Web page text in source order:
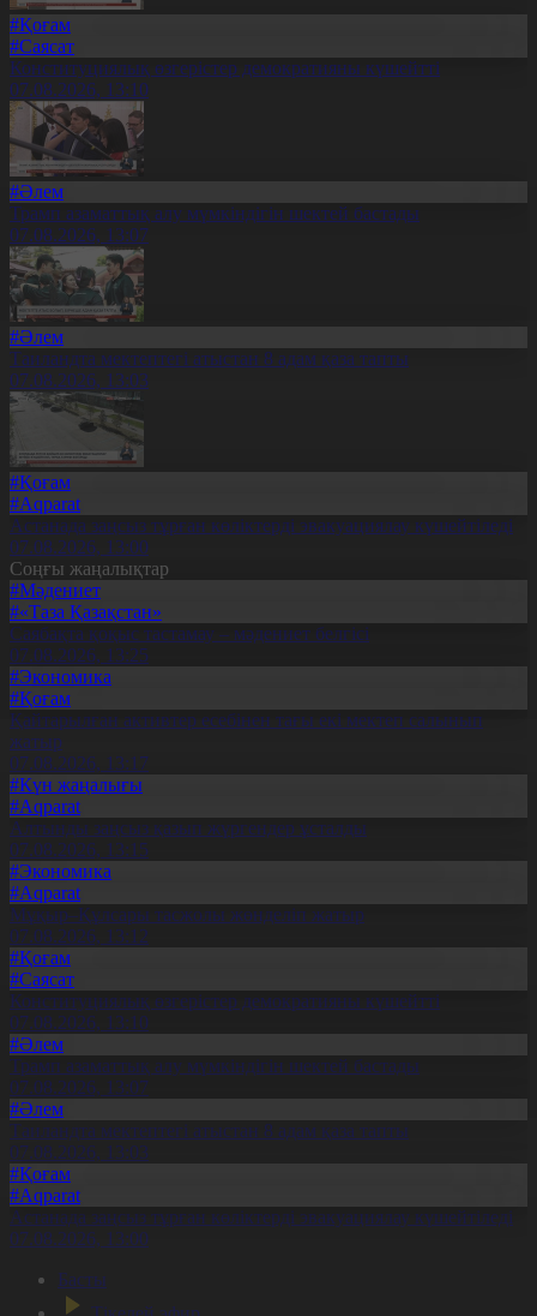
#Қоғам
#Саясат
Конституциялық өзгерістер демократияны күшейтті
07.08.2026, 13:10
#Әлем
Трамп азаматтық алу мүмкіндігін шектей бастады
07.08.2026, 13:07
#Әлем
Таиландта мектептегі атыстан 8 адам қаза тапты
07.08.2026, 13:03
#Қоғам
#Aqparat
Астанада заңсыз тұрған көліктерді эвакуациялау күшейтіледі
07.08.2026, 13:00
Соңғы жаңалықтар
#Мәдениет
#«Таза Қазақстан»
Саябақта қоқыс тастамау – мәдениет белгісі
07.08.2026, 13:25
#Экономика
#Қоғам
Қайтарылған активтер есебінен тағы екі мектеп салынып
жатыр
07.08.2026, 13:17
#Күн жаңалығы
#Aqparat
Алтынды заңсыз қазып жүргендер ұсталды
07.08.2026, 13:15
#Экономика
#Aqparat
Мұқыр–Құлсары тасжолы жөнделіп жатыр
07.08.2026, 13:12
#Қоғам
#Саясат
Конституциялық өзгерістер демократияны күшейтті
07.08.2026, 13:10
#Әлем
Трамп азаматтық алу мүмкіндігін шектей бастады
07.08.2026, 13:07
#Әлем
Таиландта мектептегі атыстан 8 адам қаза тапты
07.08.2026, 13:03
#Қоғам
#Aqparat
Астанада заңсыз тұрған көліктерді эвакуациялау күшейтіледі
07.08.2026, 13:00
Басты